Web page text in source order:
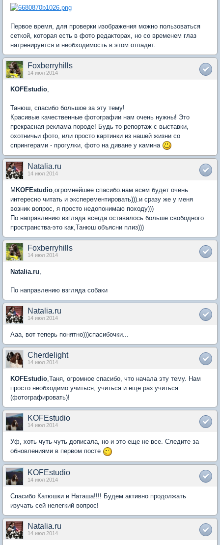
Первое время, для проверки изображения можно пользоваться
сеткой, которая есть в фото редакторах, но со временем глаз
натренируется и необходимость в этом отпадет.
Foxberryhills
14 июл 2014
KOFEstudio
Танюш, спасибо большое за эту тему!
Красивые качественные фотографии нам очень нужны! Это
прекрасная реклама породе! Будь то репортаж с выставки,
охотничьи фото, или просто картинки из нашей жизни со
спрингерами - прогулки, фото на диване у камина
Natalia.ru
14 июл 2014
М KOFEstudio,огромнейшее спасибо.нам всем будет очень
интересно читать и эксперементировать))).и сразу же у меня
возник вопрос, я просто недопонимаю походу)))
По направлению взгляда всегда оставалось больше свободного
пространства-это как,Танюш объясни плиз)))
Foxberryhills
14 июл 2014
Natalia.ru,
По направлению взгляда собаки
Natalia.ru
14 июл 2014
Ааа, вот теперь понятно)))спасибочки...
Cherdelight
14 июл 2014
KOFEstudio,Таня, огромное спасибо, что начала эту тему. Нам
просто необходимо учиться, учиться и еще раз учиться
(фотографировать)!
KOFEstudio
14 июл 2014
Уф, хоть чуть-чуть дописала, но и это еще не все. Следите за
обновлениями в первом посте
KOFEstudio
14 июл 2014
Спасибо Катюшки и Наташа!!!! Будем активно продолжать
изучать сей нелегкий вопрос!
Natalia.ru
14 июл 2014